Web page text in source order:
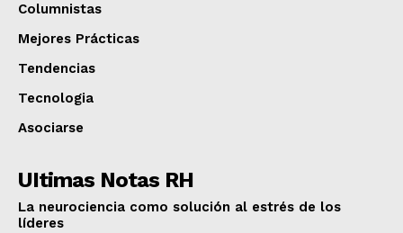
Columnistas
Mejores Prácticas
Tendencias
Tecnologia
Asociarse
UItimas Notas RH
La neurociencia como solución al estrés de los
líderes